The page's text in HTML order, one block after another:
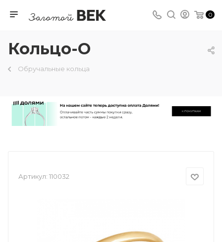
0
Кольцо-О
Обручальные кольца
Артикул: 110032